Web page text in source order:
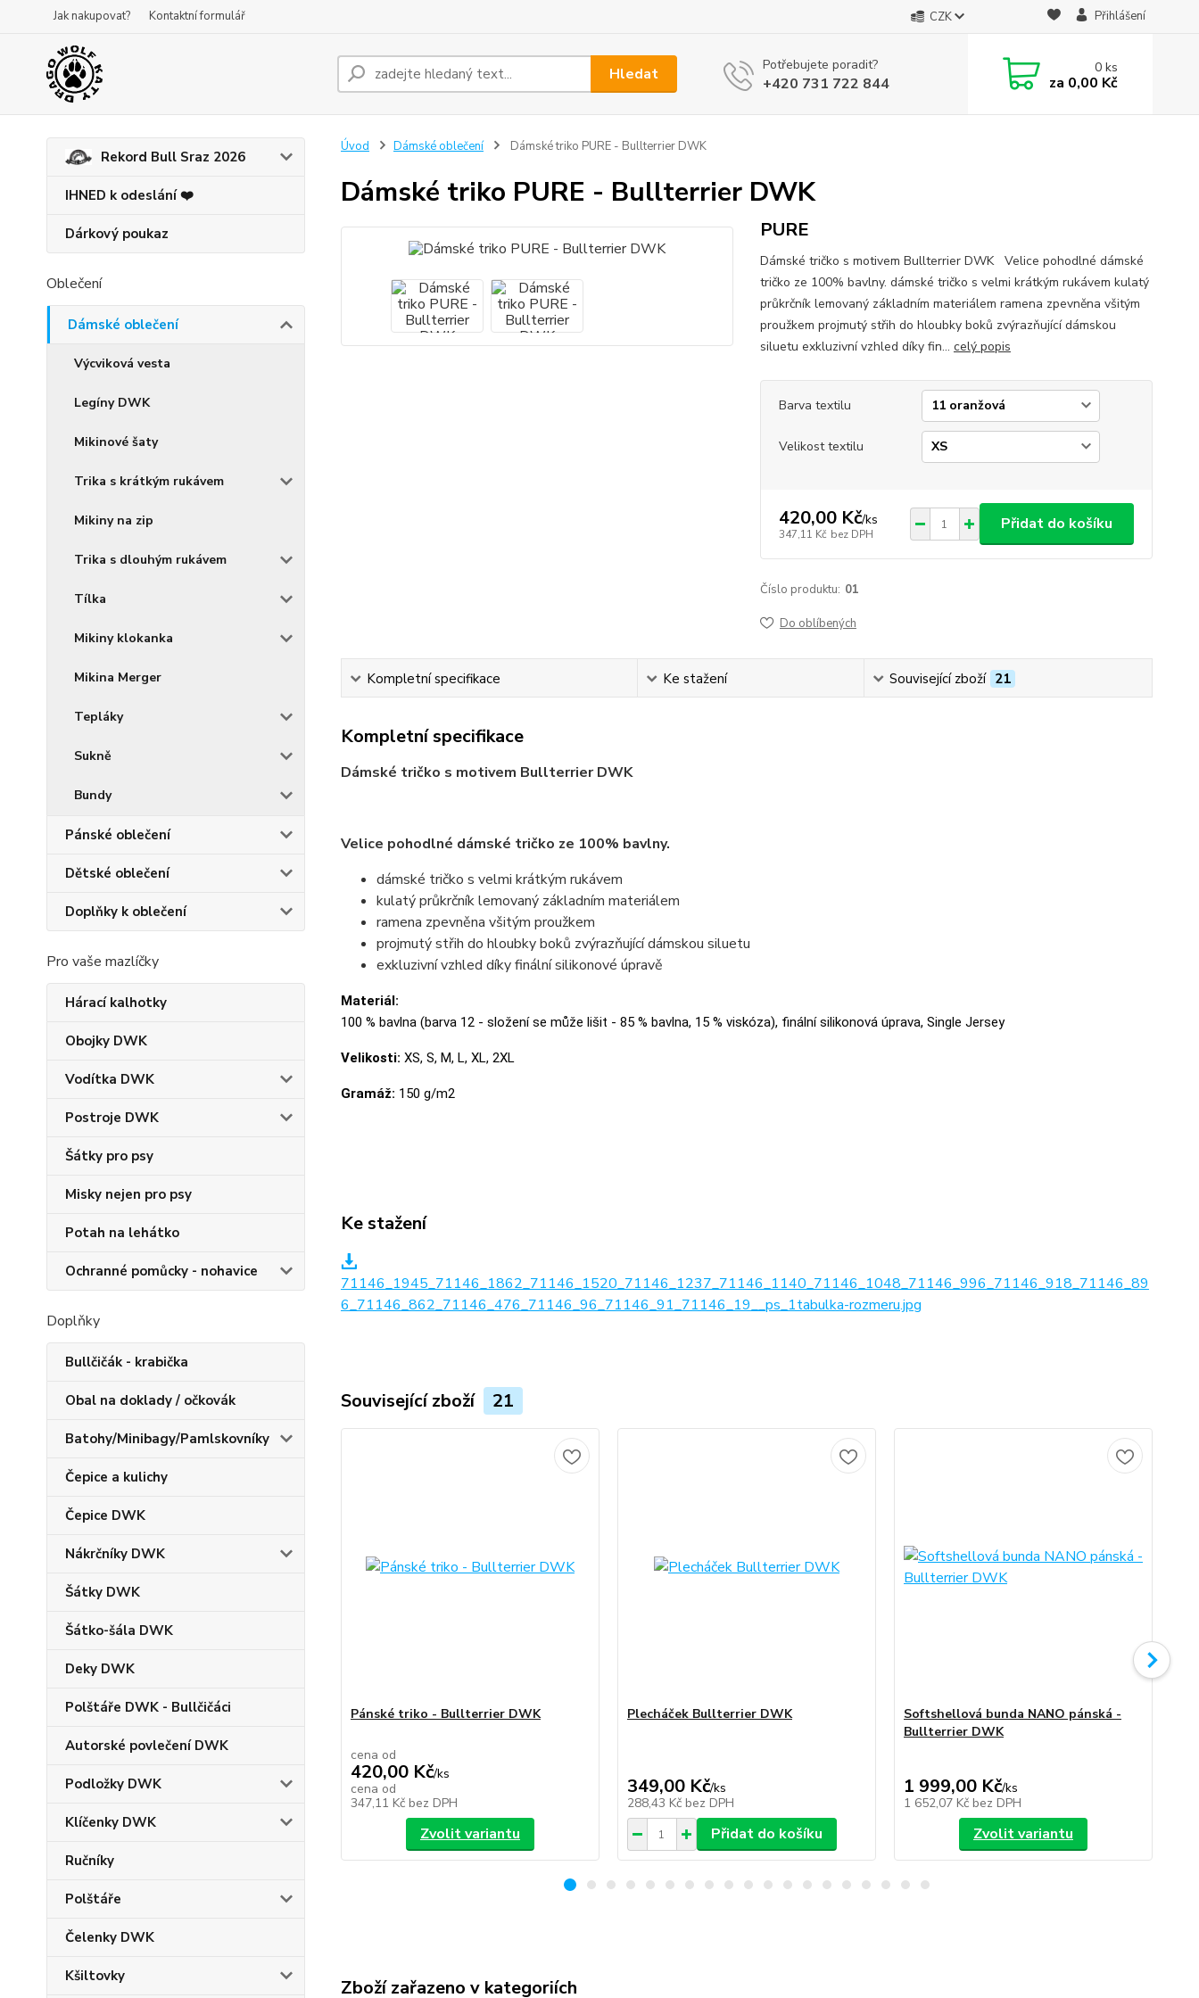
Jak nakupovat? Kontaktní formulář CZK Přihlášení
Hledat Potřebujete poradit?
+420 731 722 844
0ks
za 0,00 Kč
Rekord Bull Sraz 2026
IHNED k odeslání ❤️
Dárkový poukaz
Oblečení
Dámské oblečení
Výcviková vesta
Legíny DWK
Mikinové šaty
Trika s krátkým rukávem
Mikiny na zip
Trika s dlouhým rukávem
Tílka
Mikiny klokanka
Mikina Merger
Tepláky
Sukně
Bundy
Pánské oblečení
Dětské oblečení
Doplňky k oblečení
Pro vaše mazlíčky
Hárací kalhotky
Obojky DWK
Vodítka DWK
Postroje DWK
Šátky pro psy
Misky nejen pro psy
Potah na lehátko
Ochranné pomůcky - nohavice
Doplňky
Bullčičák - krabička
Obal na doklady / očkovák
Batohy/Minibagy/Pamlskovníky
Čepice a kulichy
Čepice DWK
Nákrčníky DWK
Šátky DWK
Šátko-šála DWK
Deky DWK
Polštáře DWK - Bullčičáci
Autorské povlečení DWK
Podložky DWK
Klíčenky DWK
Ručníky
Polštáře
Čelenky DWK
Kšiltovky
Úvod Dámské oblečení Dámské triko PURE - Bullterrier DWK
Dámské triko PURE - Bullterrier DWK
PURE
Dámské tričko s motivem Bullterrier DWK Velice pohodlné dámské
tričko ze 100% bavlny. dámské tričko s velmi krátkým rukávem kulatý
průkrčník lemovaný základním materiálem ramena zpevněna všitým
proužkem projmutý střih do hloubky boků zvýrazňující dámskou
siluetu exkluzivní vzhled díky fin... celý popis
Barva textilu
Velikost textilu
420,00 Kč/ks
347,11 Kč bez DPH
Přidat do košíku
Číslo produktu: 01
Do oblíbených
Kompletní specifikace Ke stažení Související zboží 21
Kompletní specifikace
Dámské tričko s motivem Bullterrier DWK
Velice pohodlné dámské tričko ze 100% bavlny.
dámské tričko s velmi krátkým rukávem
kulatý průkrčník lemovaný základním materiálem
ramena zpevněna všitým proužkem
projmutý střih do hloubky boků zvýrazňující dámskou siluetu
exkluzivní vzhled díky finální silikonové úpravě
Materiál:
100 % bavlna (barva 12 - složení se může lišit - 85 % bavlna, 15 % viskóza), finální silikonová úprava, Single Jersey
Velikosti: XS, S, M, L, XL, 2XL
Gramáž: 150 g/m2
Ke stažení
71146_1945_71146_1862_71146_1520_71146_1237_71146_1140_71146_1048_71146_996_71146_918_71146_89
6_71146_862_71146_476_71146_96_71146_91_71146_19__ps_1tabulka-rozmeru.jpg
Související zboží 21
Pánské triko - Bullterrier DWK
cena od
420,00 Kč/ks
cena od
347,11 Kč bez DPH
Zvolit variantu
Plecháček Bullterrier DWK
349,00 Kč/ks
288,43 Kč bez DPH
Přidat do košíku
Softshellová bunda NANO pánská -
Bullterrier DWK
1 999,00 Kč/ks
1 652,07 Kč bez DPH
Zvolit variantu
Zboží zařazeno v kategoriích